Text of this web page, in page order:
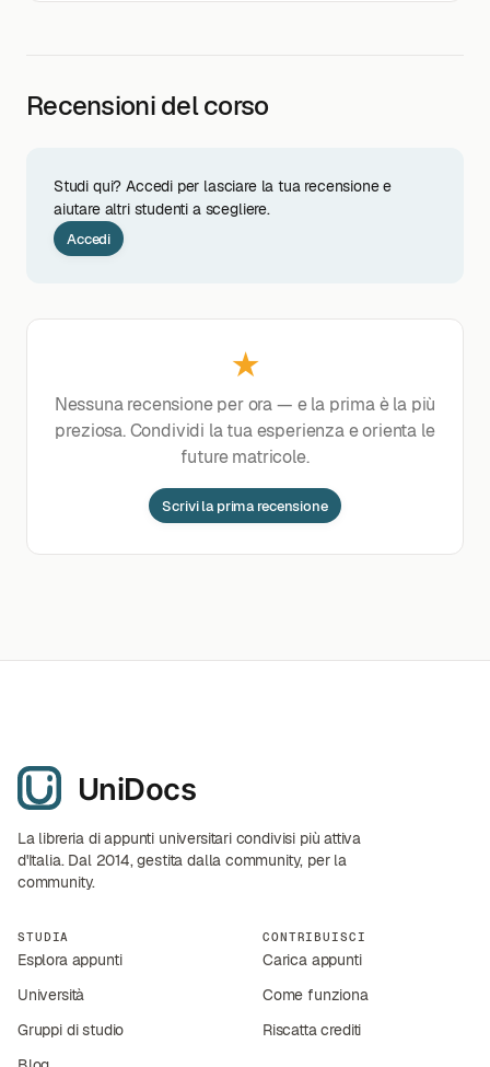
Recensioni del corso
Studi qui? Accedi per lasciare la tua recensione e
aiutare altri studenti a scegliere.
Accedi
★
Nessuna recensione per ora — e la prima è la più
preziosa. Condividi la tua esperienza e orienta le
future matricole.
Scrivi la prima recensione
La libreria di appunti universitari condivisi più attiva
d'Italia. Dal 2014, gestita dalla community, per la
community.
STUDIA
Esplora appunti
Università
Gruppi di studio
CONTRIBUISCI
Carica appunti
Come funziona
Riscatta crediti